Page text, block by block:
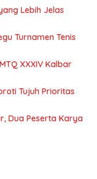
Lebih Jelas
Turnamen Tenis
XXXIV Kalbar
Tujuh Prioritas
Dua Peserta Karya